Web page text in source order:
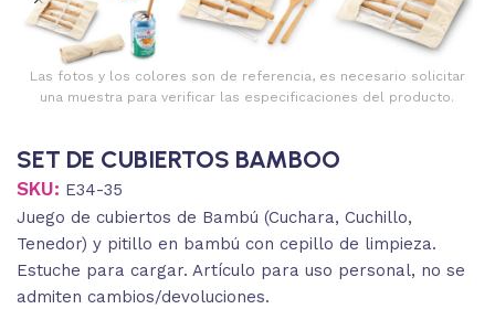
Las fotos y los colores son de referencia, es necesario solicitar
una muestra para verificar las especificaciones del producto.
SET DE CUBIERTOS BAMBOO
SKU: E34-35
Juego de cubiertos de Bambú (Cuchara, Cuchillo,
Tenedor) y pitillo en bambú con cepillo de limpieza.
Estuche para cargar. Artículo para uso personal, no se
admiten cambios/devoluciones.